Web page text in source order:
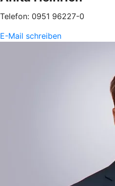
Telefon: 0951 96227-0
E-Mail schreiben